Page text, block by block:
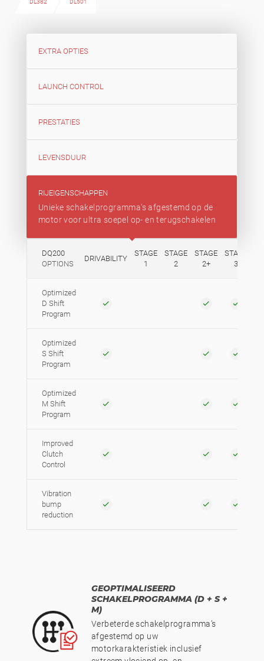
DL382 DL501
RIJEIGENSCHAPPEN
Unieke schakelprogramma's afgestemd op de
motor voor ultra soepel op- en terugschakelen
LEVENSDUUR
PRESTATIES
LAUNCH CONTROL
EXTRA OPTIES
DQ200
OPTIONS
DRIVABILITY
STAGE
1
STAGE
2
STAGE
2+
STAGE
3
Optimized
D Shift
Program
Optimized
S Shift
Program
Optimized
M Shift
Program
Improved
Clutch
Control
Vibration
bump
reduction
GEOPTIMALISEERD
SCHAKELPROGRAMMA (D + S +
M)
Verbeterde schakelprogramma’s
afgestemd op uw
motorkarakteristiek inclusief